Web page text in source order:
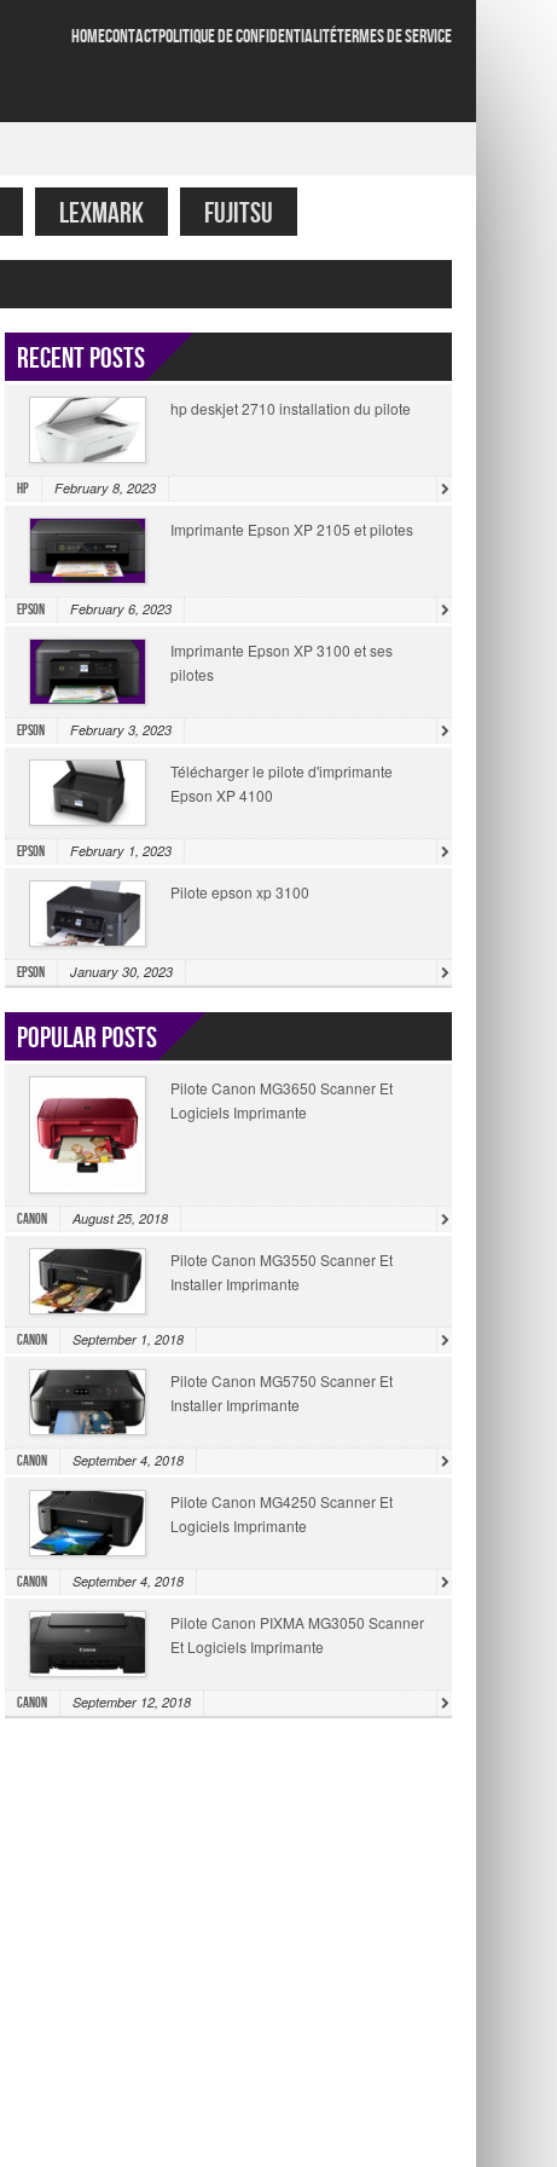
HOMECONTACTPOLITIQUE DE CONFIDENTIALITÉTERMES DE SERVICE
LEXMARK FUJITSU
Recent Posts
hp deskjet 2710 installation du pilote
HP February 8, 2023
Imprimante Epson XP 2105 et pilotes
Epson February 6, 2023
Imprimante Epson XP 3100 et ses
pilotes
Epson February 3, 2023
Télécharger le pilote d'imprimante
Epson XP 4100
Epson February 1, 2023
Pilote epson xp 3100
Epson January 30, 2023
Popular Posts
Pilote Canon MG3650 Scanner Et
Logiciels Imprimante
Canon August 25, 2018
Pilote Canon MG3550 Scanner Et
Installer Imprimante
Canon September 1, 2018
Pilote Canon MG5750 Scanner Et
Installer Imprimante
Canon September 4, 2018
Pilote Canon MG4250 Scanner Et
Logiciels Imprimante
Canon September 4, 2018
Pilote Canon PIXMA MG3050 Scanner
Et Logiciels Imprimante
Canon September 12, 2018